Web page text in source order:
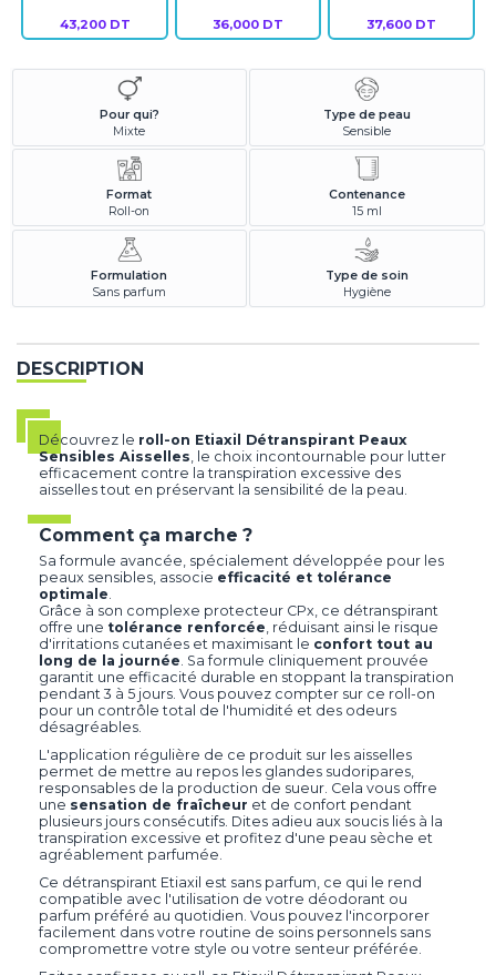
43,200 DT 36,000 DT 37,600 DT
Pour qui?
Mixte
Type de peau
Sensible
Format
Roll-on
Contenance
15 ml
Formulation
Sans parfum
Type de soin
Hygiène
DESCRIPTION
Découvrez le roll-on Etiaxil Détranspirant Peaux
Sensibles Aisselles , le choix incontournable pour lutter
efficacement contre la transpiration excessive des
aisselles tout en préservant la sensibilité de la peau.
Comment ça marche ?
Sa formule avancée, spécialement développée pour les
peaux sensibles, associe efficacité et tolérance
optimale
Grâce à son complexe protecteur CPx, ce détranspirant
offre une tolérance renforcée , réduisant ainsi le risque
d'irritations cutanées et maximisant le confort tout au
long de la journée . Sa formule cliniquement prouvée
garantit une efficacité durable en stoppant la transpiration
pendant 3 à 5 jours. Vous pouvez compter sur ce roll-on
pour un contrôle total de l'humidité et des odeurs
désagréables.
L'application régulière de ce produit sur les aisselles
permet de mettre au repos les glandes sudoripares,
responsables de la production de sueur. Cela vous offre
une sensation de fraîcheur et de confort pendant
plusieurs jours consécutifs. Dites adieu aux soucis liés à la
transpiration excessive et profitez d'une peau sèche et
agréablement parfumée.
Ce détranspirant Etiaxil est sans parfum, ce qui le rend
compatible avec l'utilisation de votre déodorant ou
parfum préféré au quotidien. Vous pouvez l'incorporer
facilement dans votre routine de soins personnels sans
compromettre votre style ou votre senteur préférée.